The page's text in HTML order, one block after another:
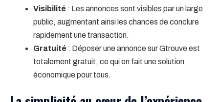
Visibilité : Les annonces sont visibles par un large
public, augmentant ainsi les chances de conclure
rapidement une transaction.
Gratuité : Déposer une annonce sur Gtrouve est
totalement gratuit, ce qui en fait une solution
économique pour tous.